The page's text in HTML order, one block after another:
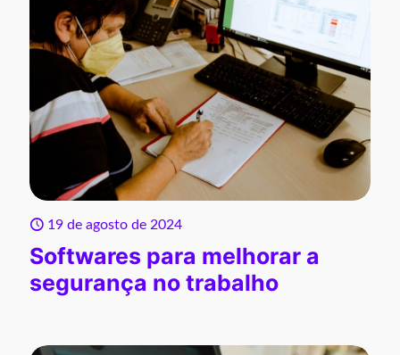
19 de agosto de 2024
Softwares para melhorar a
segurança no trabalho